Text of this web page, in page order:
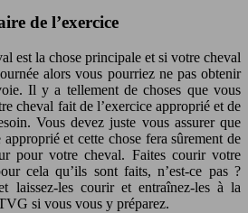
de l’exercice
est la chose principale et si votre cheval
alors vous pourriez ne pas obtenir
Il y a tellement de choses que vous
cheval fait de l’exercice approprié et de
Vous devez juste vous assurer que
et cette chose fera sûrement de
pour votre cheval. Faites courir votre
cela qu’ils sont faits, n’est-ce pas ?
laissez-les courir et entraînez-les à la
si vous vous y préparez.